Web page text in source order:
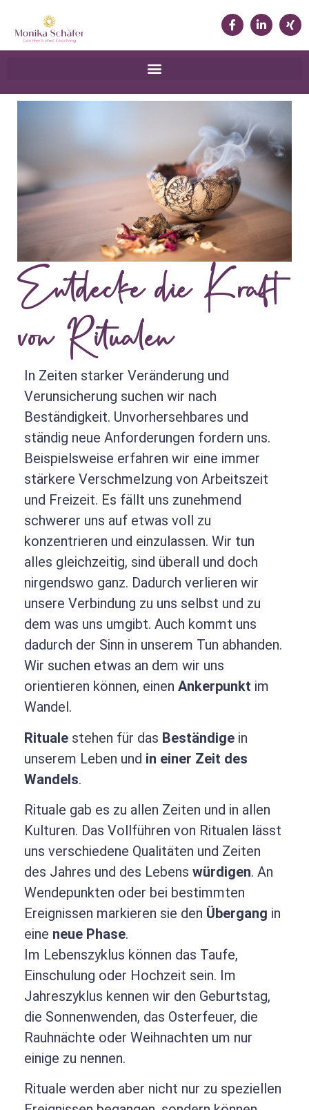
Entdecke die Kraft
von Ritualen
In Zeiten starker Veränderung und
Verunsicherung suchen wir nach
Beständigkeit. Unvorhersehbares und
ständig neue Anforderungen fordern uns.
Beispielsweise erfahren wir eine immer
stärkere Verschmelzung von Arbeitszeit
und Freizeit. Es fällt uns zunehmend
schwerer uns auf etwas voll zu
konzentrieren und einzulassen. Wir tun
alles gleichzeitig, sind überall und doch
nirgendswo ganz. Dadurch verlieren wir
unsere Verbindung zu uns selbst und zu
dem was uns umgibt. Auch kommt uns
dadurch der Sinn in unserem Tun abhanden.
Wir suchen etwas an dem wir uns
orientieren können, einen Ankerpunkt im
Wandel.
Rituale stehen für das Beständige in
unserem Leben und in einer Zeit des
Wandels.
Rituale gab es zu allen Zeiten und in allen
Kulturen. Das Vollführen von Ritualen lässt
uns verschiedene Qualitäten und Zeiten
des Jahres und des Lebens würdigen. An
Wendepunkten oder bei bestimmten
Ereignissen markieren sie den Übergang in
eine neue Phase.
Im Lebenszyklus können das Taufe,
Einschulung oder Hochzeit sein. Im
Jahreszyklus kennen wir den Geburtstag,
die Sonnenwenden, das Osterfeuer, die
Rauhnächte oder Weihnachten um nur
einige zu nennen.
Rituale werden aber nicht nur zu speziellen